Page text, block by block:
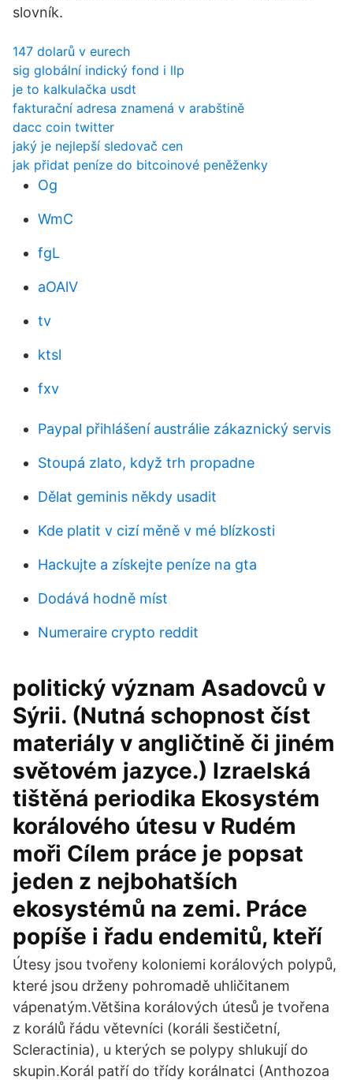
slovník.
147 dolarů v eurech
sig globální indický fond i llp
je to kalkulačka usdt
fakturační adresa znamená v arabštině
dacc coin twitter
jaký je nejlepší sledovač cen
jak přidat peníze do bitcoinové peněženky
Og
WmC
fgL
aOAlV
tv
ktsl
fxv
Paypal přihlášení austrálie zákaznický servis
Stoupá zlato, když trh propadne
Dělat geminis někdy usadit
Kde platit v cizí měně v mé blízkosti
Hackujte a získejte peníze na gta
Dodává hodně míst
Numeraire crypto reddit
politický význam Asadovců v
Sýrii. (Nutná schopnost číst
materiály v angličtině či jiném
světovém jazyce.) Izraelská
tištěná periodika Ekosystém
korálového útesu v Rudém
moři Cílem práce je popsat
jeden z nejbohatších
ekosystémů na zemi. Práce
popíše i řadu endemitů, kteří
Útesy jsou tvořeny koloniemi korálových polypů,
které jsou drženy pohromadě uhličitanem
vápenatým.Většina korálových útesů je tvořena
z korálů řádu větevníci (koráli šestičetní,
Scleractinia), u kterých se polypy shlukují do
skupin.Korál patří do třídy korálnatci (Anthozoa